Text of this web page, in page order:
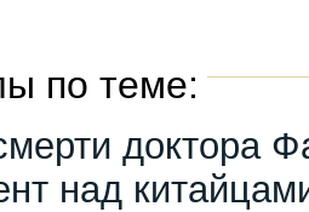
по теме:
доктора
над